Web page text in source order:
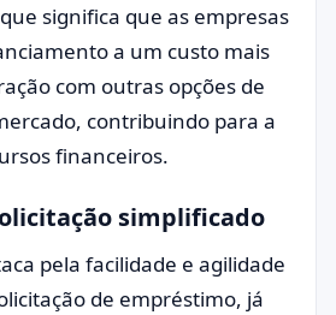
significa que as empresas
a um custo mais
com outras opções de
contribuindo para a
financeiros.
simplificado
pela facilidade e agilidade
de empréstimo, já